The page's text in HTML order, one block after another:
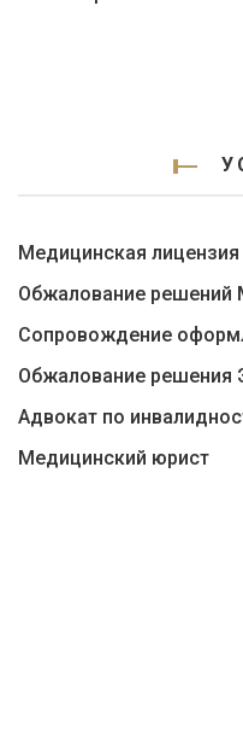
Медицинская лицензия
Обжалование
Сопровождение
Обжалование
Адвокат по
Медицинский юрист